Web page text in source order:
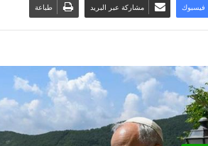
فيسبوك مشاركة عبر البريد طباعة